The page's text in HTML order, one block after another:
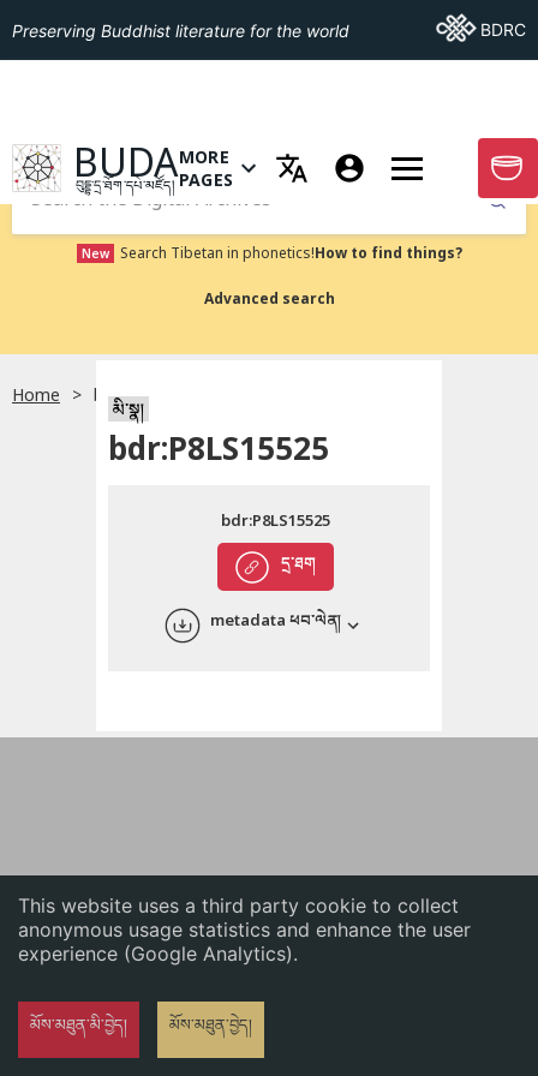
This website uses a third party cookie to collect
anonymous usage statistics and enhance the user
experience (Google Analytics).
མོས་མཐུན་མི་བྱེད། མོས་མཐུན་བྱེད།
English
Preserving Buddhist literature for the world Go ToBDRC
GO TO HOMEPAGE
BUDA
བུདྡྷ་དྲ་ཐོག་དཔེ་མཛོད།
OPEN MENU OF MORE PAGES
MORE
PAGES
GO
Submit
New Search Tibetan in phonetics!How to find things?
Advanced search
Home bdr:P8LS15525
མི་སྣ།
bdr:P8LS15525
དྲ་ཐག
bdr:P8LS15525
metadata ཕབ་ལེན།